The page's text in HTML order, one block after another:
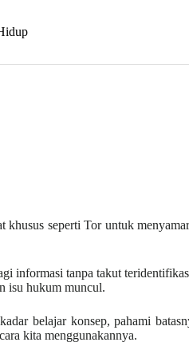
seperti Tor untuk
informasi tanpa takut
isu hukum muncul.
belajar konsep, pahami
kita menggunakannya.